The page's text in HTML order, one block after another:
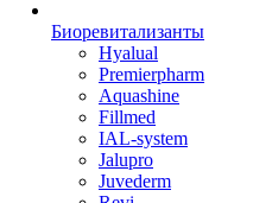
Биоревитализанты
Hyalual
Premierpharm
Aquashine
Fillmed
IAL-system
Jalupro
Juvederm